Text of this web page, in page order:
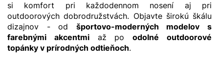
si komfort pri každodennom nosení aj pri
outdoorových dobrodružstvách. Objavte širokú škálu
dizajnov - od športovo-moderných modelov s
farebnými akcentmiaž poodolné outdoorové
topánky v prírodných odtieňoch.